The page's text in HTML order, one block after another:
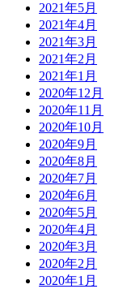
2021年5月
2021年4月
2021年3月
2021年2月
2021年1月
2020年12月
2020年11月
2020年10月
2020年9月
2020年8月
2020年7月
2020年6月
2020年5月
2020年4月
2020年3月
2020年2月
2020年1月